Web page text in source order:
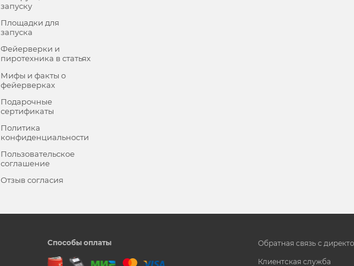
запуску
Площадки для
запуска
Фейерверки и
пиротехника в статьях
Мифы и факты о
фейерверках
Подарочные
сертификаты
Политика
конфиденциальности
Пользовательское
соглашение
Отзыв согласия
Способы оплаты Обратная связь с
Клиентская служба